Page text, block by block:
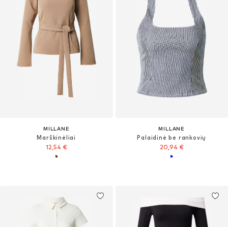
MILLANE
Marškinėliai
12,54 €
MILLANE
Palaidinė be rankovių
20,94 €